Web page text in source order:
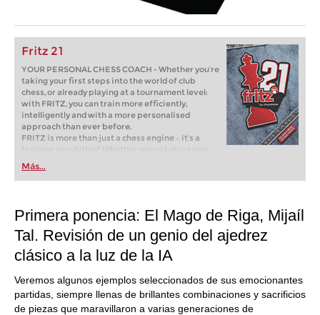
Fritz 21
YOUR PERSONAL CHESS COACH - Whether you’re
taking your first steps into the world of club
chess, or already playing at a tournament level:
with FRITZ, you can train more efficiently,
intelligently and with a more personalised
approach than ever before.
FRITZ is more than just a chess engine – it’s a
training revolution! Whether you’re taking your
first steps into the world of club chess, or already
playing at a tournament level: with FRITZ, you can
train more efficiently, intelligently and with a
Más...
Primera ponencia: El Mago de Riga, Mijaíl
Tal. Revisión de un genio del ajedrez
clásico a la luz de la IA
Veremos algunos ejemplos seleccionados de sus emocionantes
partidas, siempre llenas de brillantes combinaciones y sacrificios
de piezas que maravillaron a varias generaciones de